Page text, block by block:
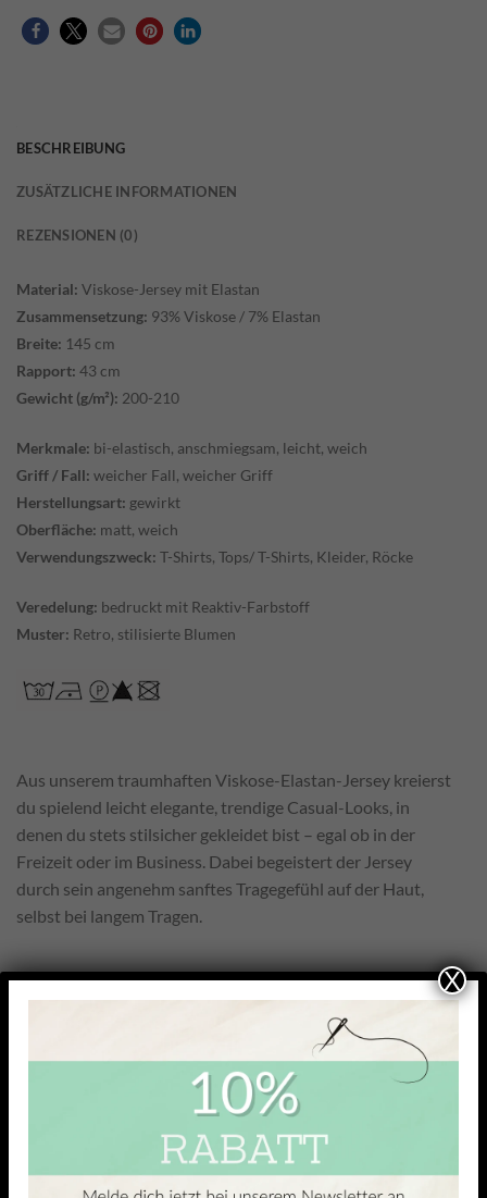
BESCHREIBUNG
ZUSÄTZLICHE INFORMATIONEN
REZENSIONEN (0)
Material: Viskose-Jersey mit Elastan
Zusammensetzung: 93% Viskose / 7% Elastan
Breite: 145 cm
Rapport: 43 cm
Gewicht (g/m²): 200-210
Merkmale: bi-elastisch, anschmiegsam, leicht, weich
Griff / Fall: weicher Fall, weicher Griff
Herstellungsart: gewirkt
Oberfläche: matt, weich
Verwendungszweck: T-Shirts, Tops/ T-Shirts, Kleider, Röcke
Veredelung: bedruckt mit Reaktiv-Farbstoff
Muster: Retro, stilisierte Blumen
Aus unserem traumhaften Viskose-Elastan-Jersey kreierst
du spielend leicht elegante, trendige Casual-Looks, in
denen du stets stilsicher gekleidet bist – egal ob in der
Freizeit oder im Business. Dabei begeistert der Jersey
durch sein angenehm sanftes Tragegefühl auf der Haut,
selbst bei langem Tragen.
Mit 93 % Viskoseanteil bietet er hohen Komfort und einen
besonders weichen, fließenden Fall. Das kühle Tragegefühl
macht ihn angenehm leicht auf der Haut, während die
glatte, leicht glänzende Oberfläche ideal für feine Oberteile
ist, die sich elegant an den Körper anschmiegen und
X